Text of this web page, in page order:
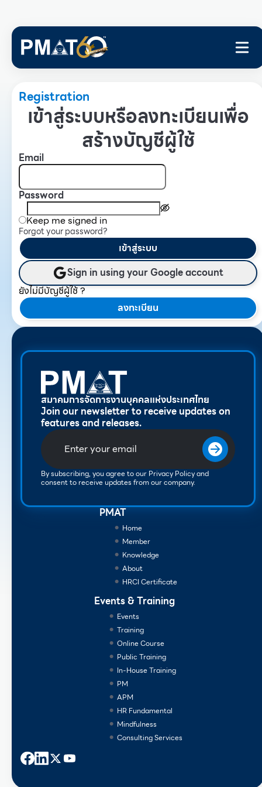
Registration
เข้าสู่ระบบหรือลงทะเบียนเพื่อ
สร้างบัญชีผู้ใช้
Email
Password
Keep me signed in
Forgot your password?
เข้าสู่ระบบ
Sign in using your Google account
ยังไม่มีบัญชีผู้ใช้ ?
ลงทะเบียน
สมาคมการจัดการงานบุคคลแห่งประเทศไทย
Join our newsletter to receive updates on
features and releases.
By subscribing, you agree to our Privacy Policy and
consent to receive updates from our company.
PMAT
Home
Member
Knowledge
About
HRCI Certificate
Events & Training
Events
Training
Online Course
Public Training
In-House Training
PM
APM
HR Fundamental
Mindfulness
Consulting Services